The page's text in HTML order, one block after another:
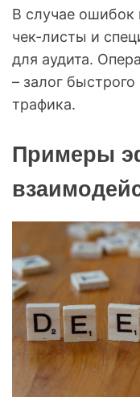
В случае ошибок
чек-листы и
для аудита.
– залог быстрого
трафика.
Примеры